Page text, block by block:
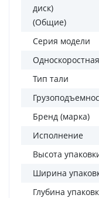
диск)
(Общие)
Серия модели
Односкоростная
Тип тали
Бренд (марка)
Исполнение
Высота
Ширина
Глубина